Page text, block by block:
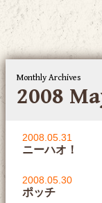
Monthly Archives
2008
2008.05.31
ニーハオ！
2008.05.30
ポッチ